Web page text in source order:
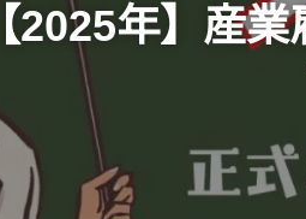
【2025年】産